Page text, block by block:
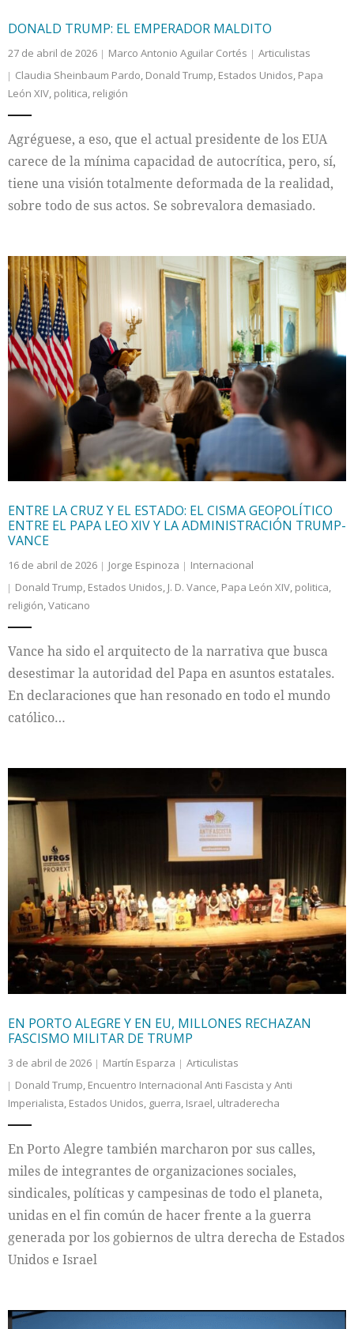
DONALD TRUMP: EL EMPERADOR MALDITO
27 de abril de 2026 Marco Antonio Aguilar Cortés
Articulistas
Claudia Sheinbaum Pardo, Donald Trump, Estados Unidos, Papa
León XIV, politica, religión
Agréguese, a eso, que el actual presidente de los EUA
carece de la mínima capacidad de autocrítica, pero, sí,
tiene una visión totalmente deformada de la realidad,
sobre todo de sus actos. Se sobrevalora demasiado.
ENTRE LA CRUZ Y EL ESTADO: EL CISMA GEOPOLÍTICO
ENTRE EL PAPA LEO XIV Y LA ADMINISTRACIÓN TRUMP-
VANCE
16 de abril de 2026 Jorge Espinoza
Internacional
Donald Trump, Estados Unidos, J. D. Vance, Papa León XIV, politica,
religión,Vaticano
Vance ha sido el arquitecto de la narrativa que busca
desestimar la autoridad del Papa en asuntos estatales.
En declaraciones que han resonado en todo el mundo
católico…
EN PORTO ALEGRE Y EN EU, MILLONES RECHAZAN
FASCISMO MILITAR DE TRUMP
3 de abril de 2026 Martín Esparza
Articulistas
Donald Trump, Encuentro Internacional Anti Fascista y Anti
Imperialista, Estados Unidos, guerra, Israel, ultraderecha
En Porto Alegre también marcharon por sus calles,
miles de integrantes de organizaciones sociales,
sindicales, políticas y campesinas de todo el planeta,
unidas en el fin común de hacer frente a la guerra
generada por los gobiernos de ultra derecha de Estados
Unidos e Israel